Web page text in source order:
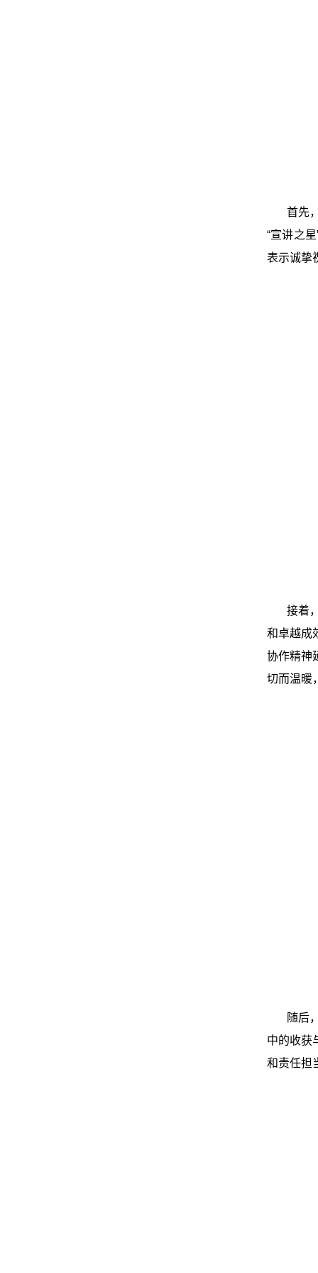
首先
“宣讲之星
表示诚挚
接着
和卓越成
协作精神
切而温暖
随后
中的收获
和责任担